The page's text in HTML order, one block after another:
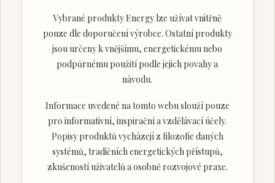
Vybrané produkty Energy lze užívat vnitřně
pouze dle doporučení výrobce. Ostatní produkty
jsou určeny k vnějšímu, energetickému nebo
podpůrnému použití podle jejich povahy a
návodu.
Informace uvedené na tomto webu slouží pouze
pro informativní, inspirační a vzdělávací účely.
Popisy produktů vycházejí z filozofie daných
systémů, tradičních energetických přístupů,
zkušeností uživatelů a osobně rozvojové praxe.